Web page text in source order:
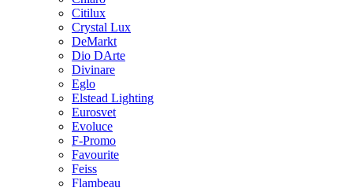
Citilux
Crystal Lux
DeMarkt
Dio DArte
Divinare
Eglo
Elstead Lighting
Eurosvet
Evoluce
F-Promo
Favourite
Feiss
Flambeau